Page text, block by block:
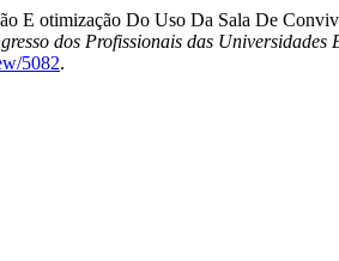
E otimização Do Uso Da Sala De
dos Profissionais das Universidades
5082.